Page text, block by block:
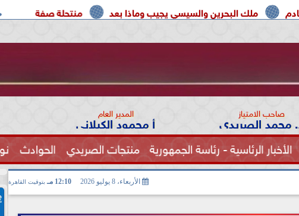
منتحلة صفة صحفية تعترف: واقعة والسيسي يجيب وماذا بعد
صاحب الامتياز
محمد الصريدي المدير العام
أ محمود الكيلاني
الأخبار الرئاسية - رئاسة الجمهورية منتجات الصريدي الحوادث
الصحة الأربعاء، 8 يوليو 2026 12:10 مـ بتوقيت القاهرة